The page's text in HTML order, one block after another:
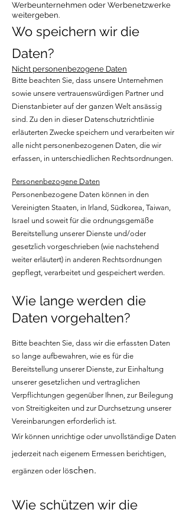
Werbeunternehmen oder Werbenetzwerke
weitergeben.
Wo speichern wir die
Daten?
Nicht personenbezogene Daten
Bitte beachten Sie, dass unsere Unternehmen
sowie unsere vertrauenswürdigen Partner und
Dienstanbieter auf der ganzen Welt ansässig
sind. Zu den in dieser Datenschutzrichtlinie
erläuterten Zwecke speichern und verarbeiten wir
alle nicht personenbezogenen Daten, die wir
erfassen, in unterschiedlichen Rechtsordnungen.
Personenbezogene Daten
Personenbezogene Daten können in den
Vereinigten Staaten, in Irland, Südkorea, Taiwan,
Israel und soweit für die ordnungsgemäße
Bereitstellung unserer Dienste und/oder
gesetzlich vorgeschrieben (wie nachstehend
weiter erläutert) in anderen Rechtsordnungen
gepflegt, verarbeitet und gespeichert werden.
Wie lange werden die
Daten vorgehalten?
Bitte beachten Sie, dass wir die erfassten Daten
so lange aufbewahren, wie es für die
Bereitstellung unserer Dienste, zur Einhaltung
unserer gesetzlichen und vertraglichen
Verpflichtungen gegenüber Ihnen, zur Beilegung
von Streitigkeiten und zur Durchsetzung unserer
Vereinbarungen erforderlich ist.
Wir können unrichtige oder unvollständige Daten
jederzeit nach eigenem Ermessen berichtigen,
ergänzen oder löschen.
Wie schützen wir die